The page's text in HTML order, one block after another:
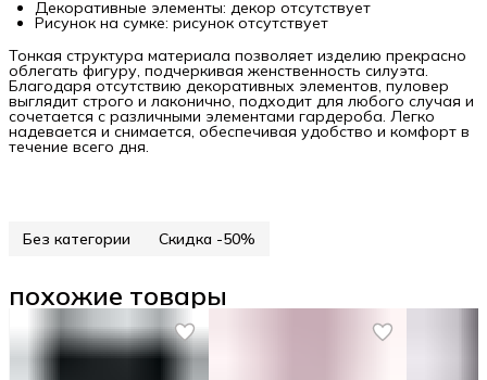
Декоративные элементы: декор отсутствует
Рисунок на сумке: рисунок отсутствует
Тонкая структура материала позволяет изделию прекрасно
облегать фигуру, подчеркивая женственность силуэта.
Благодаря отсутствию декоративных элементов, пуловер
выглядит строго и лаконично, подходит для любого случая и
сочетается с различными элементами гардероба. Легко
надевается и снимается, обеспечивая удобство и комфорт в
течение всего дня.
Без категории Скидка -50%
похожие товары